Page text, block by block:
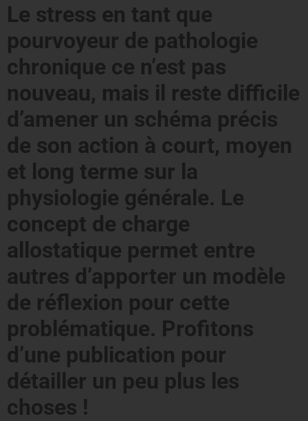
Le stress en tant que
pourvoyeur de pathologie
chronique ce n’est pas
nouveau, mais il reste difficile
d’amener un schéma précis
de son action à court, moyen
et long terme sur la
physiologie générale. Le
concept de charge
allostatique permet entre
autres d’apporter un modèle
de réflexion pour cette
problématique. Profitons
d’une publication pour
détailler un peu plus les
choses !